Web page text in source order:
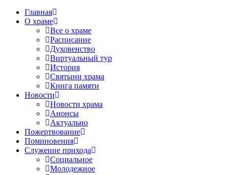
Главная
О храме
Все о храме
Расписание
Духовенство
Виртуальный тур
История
Святыни храма
Книга памяти
Новости
Новости храма
Анонсы
Актуально
Пожертвование
Поминовения
Служение прихода
Социальное
Молодежное